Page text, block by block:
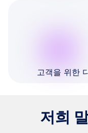
고객을 위한
저희